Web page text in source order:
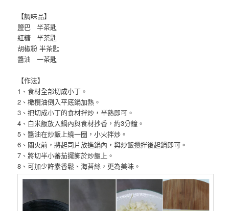
【調味品】
鹽巴 半茶匙
紅糖 半茶匙
胡椒粉 半茶匙
醬油 一茶匙
【作法】
1、食材全部切成小丁。
2、橄欖油倒入平底鍋加熱。
3、把切成小丁的食材拌炒，半熟即可。
4、白米飯放入鍋內與食材抄香，約3分鐘。
5、醬油在炒飯上繞一圈，小火拌炒。
6、關火前，將起司片放進鍋內，與炒飯攪拌後起鍋即可。
7、將切半小蕃茄擺飾於炒飯上。
8、可加少許素香鬆、海苔絲，更為美味。